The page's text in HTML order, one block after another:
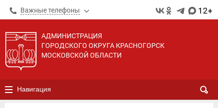
Важные телефоны 12+
АДМИНИСТРАЦИЯ
ГОРОДСКОГО ОКРУГА КРАСНОГОРСК
МОСКОВСКОЙ ОБЛАСТИ
Навигация